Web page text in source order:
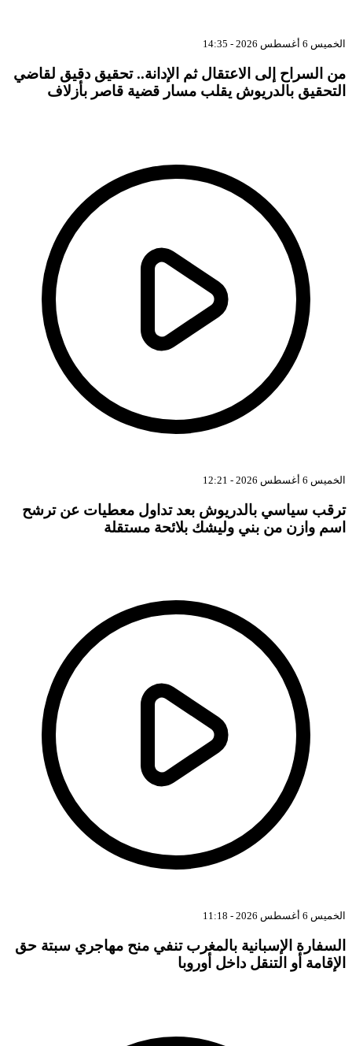
6 أغسطس 2026 - 14:35
السراح إلى الاعتقال ثم الإدانة.. تحقيق دقيق لقاضي
بالدريوش يقلب مسار قضية قاصر بأزلاف
6 أغسطس 2026 - 12:21
سياسي بالدريوش بعد تداول معطيات عن ترشح
وازن من بني وليشك بلائحة مستقلة
6 أغسطس 2026 - 11:18
الإسبانية بالمغرب تنفي منح مهاجري سبتة حق
أو التنقل داخل أوروبا